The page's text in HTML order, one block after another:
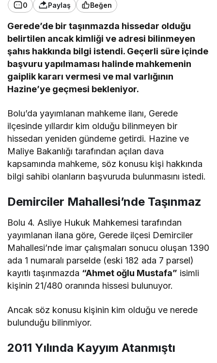
0 Paylaş Beğen
Gerede’de bir taşınmazda hissedar olduğu
belirtilen ancak kimliği ve adresi bilinmeyen
şahıs hakkında bilgi istendi. Geçerli süre içinde
başvuru yapılmaması halinde mahkemenin
gaiplik kararı vermesi ve mal varlığının
Hazine’ye geçmesi bekleniyor.
Bolu’da yayımlanan mahkeme ilanı, Gerede
ilçesinde yıllardır kim olduğu bilinmeyen bir
hissedarı yeniden gündeme getirdi. Hazine ve
Maliye Bakanlığı tarafından açılan dava
kapsamında mahkeme, söz konusu kişi hakkında
bilgi sahibi olanların başvuruda bulunmasını istedi.
Demirciler Mahallesi’nde Taşınmaz
Bolu 4. Asliye Hukuk Mahkemesi tarafından
yayımlanan ilana göre, Gerede ilçesi Demirciler
Mahallesi’nde imar çalışmaları sonucu oluşan 1390
ada 1 numaralı parselde (eski 182 ada 7 parsel)
kayıtlı taşınmazda “Ahmet oğlu Mustafa” isimli
kişinin 21/480 oranında hissesi bulunuyor.
Ancak söz konusu kişinin kim olduğu ve nerede
bulunduğu bilinmiyor.
2011 Yılında Kayyım Atanmıştı